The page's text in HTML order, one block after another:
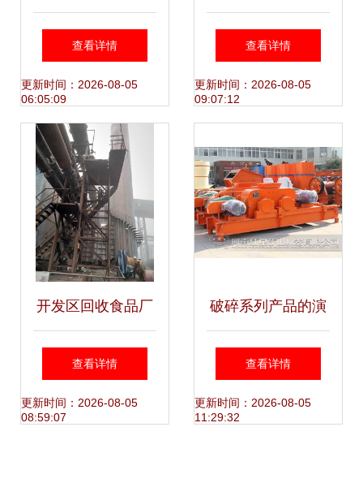
促新春经济首季“开
门红”
查看详情
更新时间：2026-08-05
06:05:09
业——厦门东胜机
械加工厂的卓越实
查看详情
更新时间：2026-08-05
09:07:12
开发区回收食品厂
设备公司一览及斯
太尔柴油发电机组
查看详情
更新时间：2026-08-05
08:59:07
破碎系列产品的演
进之路 从粗犷到智
能的机械开发历程
查看详情
更新时间：2026-08-05
11:29:32